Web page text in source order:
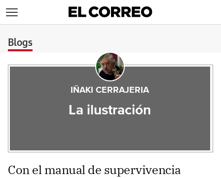
Blogs
IÑAKI CERRAJERIA
La ilustración
Con el manual de supervivencia